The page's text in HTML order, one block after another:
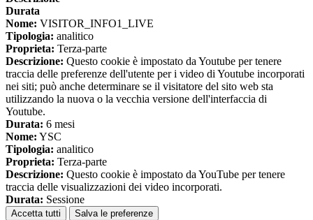
Durata
Nome: VISITOR_INFO1_LIVE
Tipologia: analitico
Proprieta: Terza-parte
Descrizione: Questo cookie è impostato da Youtube per tenere
traccia delle preferenze dell'utente per i video di Youtube incorporati
nei siti; può anche determinare se il visitatore del sito web sta
utilizzando la nuova o la vecchia versione dell'interfaccia di
Youtube.
Durata: 6 mesi
Nome: YSC
Tipologia: analitico
Proprieta: Terza-parte
Descrizione: Questo cookie è impostato da YouTube per tenere
traccia delle visualizzazioni dei video incorporati.
Durata: Sessione
Accetta tutti Salva le preferenze